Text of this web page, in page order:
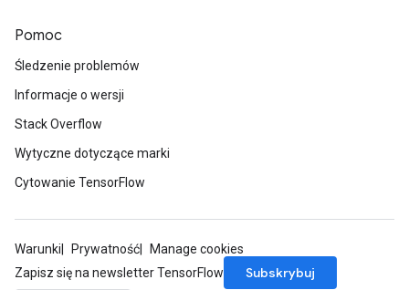
Pomoc
Śledzenie problemów
Informacje o wersji
Stack Overflow
Wytyczne dotyczące marki
Cytowanie TensorFlow
Warunki Prywatność
Manage cookies
Zapisz się na newsletter TensorFlow
Subskrybuj